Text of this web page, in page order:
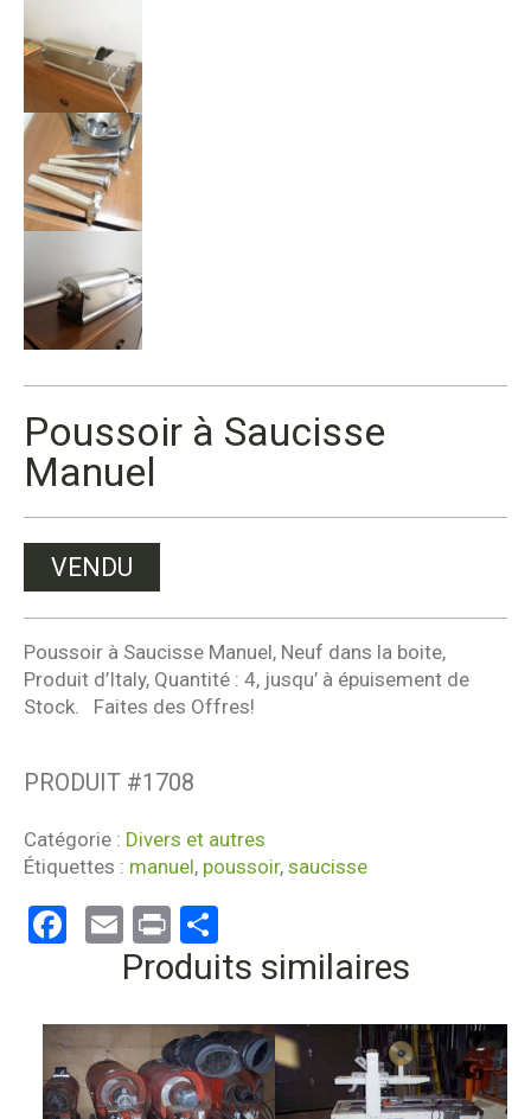
Poussoir à Saucisse
Manuel
VENDU
Poussoir à Saucisse Manuel, Neuf dans la boite,
Produit d’Italy, Quantité : 4, jusqu’ à épuisement de
Stock. Faites des Offres!
PRODUIT #1708
Catégorie : Divers et autres
Étiquettes : manuel, poussoir, saucisse
Facebook
Email
Print
Produits similaires